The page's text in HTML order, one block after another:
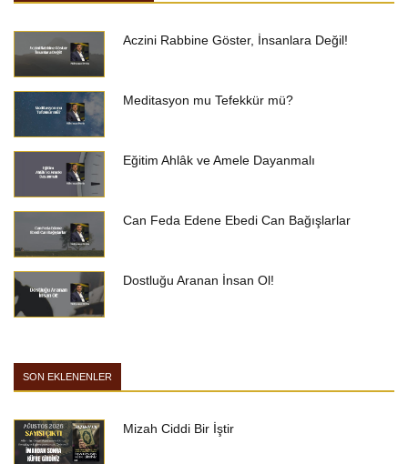
Aczini Rabbine Göster, İnsanlara Değil!
Meditasyon mu Tefekkür mü?
Eğitim Ahlâk ve Amele Dayanmalı
Can Feda Edene Ebedi Can Bağışlarlar
Dostluğu Aranan İnsan Ol!
SON EKLENENLER
Mizah Ciddi Bir İştir